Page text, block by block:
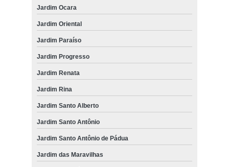
Jardim Ocara
Jardim Oriental
Jardim Paraíso
Jardim Progresso
Jardim Renata
Jardim Rina
Jardim Santo Alberto
Jardim Santo Antônio
Jardim Santo Antônio de Pádua
Jardim das Maravilhas